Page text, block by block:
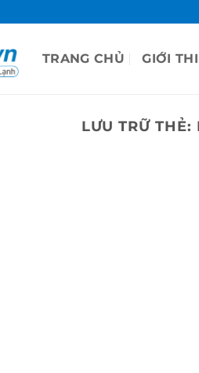
TRANG CHỦ GIỚI
LƯU TRỮ THẺ: